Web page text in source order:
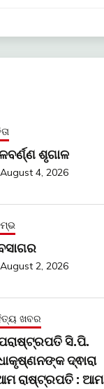
ଶୃଗାଳ
August 4, 2026
August 2, 2026
ଖବର
ସି.ପି.
ଦ୍ଵାରା
ରାଷ୍ଟ୍ରପତି : ଆମ